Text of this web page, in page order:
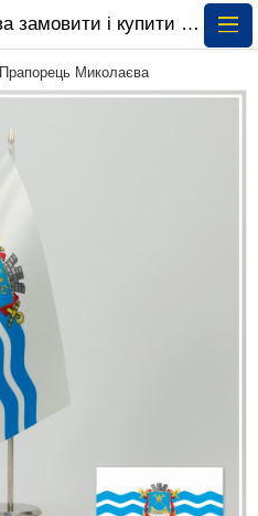
Прапорець Миколаєва замовити і купити 🏁 ePrapor.com.ua
Прапорець Миколаєва